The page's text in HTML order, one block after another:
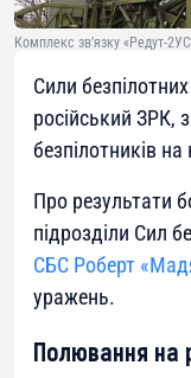
Комплекс зв’язку «Редут-
Сили
російський ЗРК,
безпілотників
Про результати
підрозділи Сил
СБС Роберт
уражень.
Полювання на